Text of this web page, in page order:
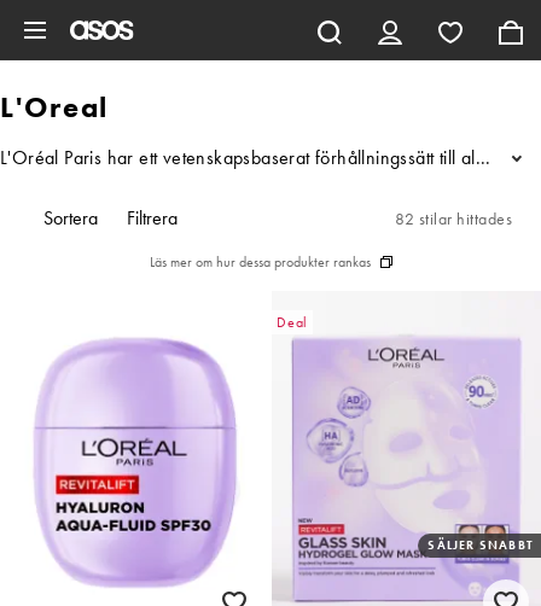
L'Oreal
L'Oréal Paris har ett vetenskapsbaserat förhållningssätt till allt de
...
Sortera Filtrera 82 stilar hittades
Läs mer om hur dessa produkter rankas
Deal
SÄLJER SNABBT